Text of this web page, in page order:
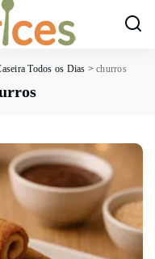
Todos os Dias >churros